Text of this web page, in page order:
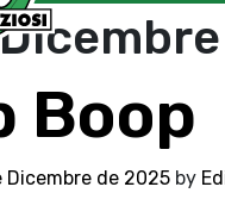
Boop
Dicembre de 2025 by